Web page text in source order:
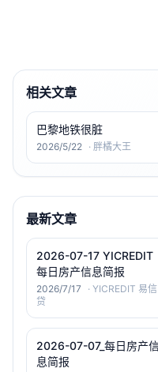
相关文章
巴黎地铁很脏
2026/5/22 · 胖橘大王
最新文章
2026-07-17 YICREDIT
每日房产信息简报
2026/7/17 · YICREDIT 易信
贷
2026-07-07_每日房产
息简报